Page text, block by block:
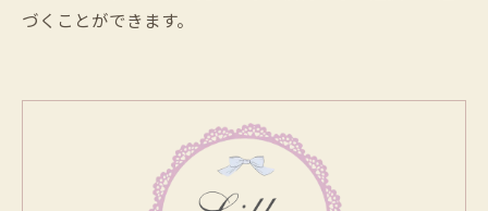
づくことができます。